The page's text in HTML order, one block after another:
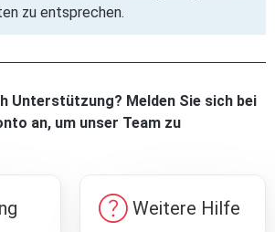
zu entsprechen.
Unterstützung? Melden Sie sich bei
an, um unser Team zu
help Weitere Hilfe